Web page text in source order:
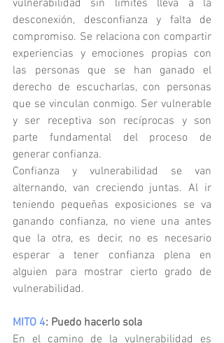
vulnerabilidad sin limites lleva a la
desconexión, desconfianza y falta de
compromiso. Se relaciona con compartir
experiencias y emociones propias con
las personas que se han ganado el
derecho de escucharlas, con personas
que se vinculan conmigo. Ser vulnerable
y ser receptiva son recíprocas y son
parte fundamental del proceso de
generar confianza.
Confianza y vulnerabilidad se van
alternando, van creciendo juntas. Al ir
teniendo pequeñas exposiciones se va
ganando confianza, no viene una antes
que la otra, es decir, no es necesario
esperar a tener confianza plena en
alguien para mostrar cierto grado de
vulnerabilidad.
MITO 4: Puedo hacerlo sola
En el camino de la vulnerabilidad es